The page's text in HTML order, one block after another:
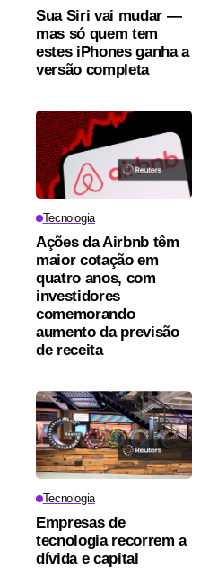
Sua Siri vai mudar —
mas só quem tem
estes iPhones ganha a
versão completa
Tecnologia
Ações da Airbnb têm
maior cotação em
quatro anos, com
investidores
comemorando
aumento da previsão
de receita
Tecnologia
Empresas de
tecnologia recorrem a
dívida e capital